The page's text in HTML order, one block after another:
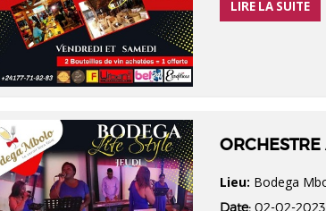
LIRE LA SUITE
Lieu: Bodega
Date: 02-02-